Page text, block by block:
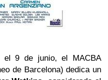
el 9 de junio, el MACBA
de Barcelona) dedica un